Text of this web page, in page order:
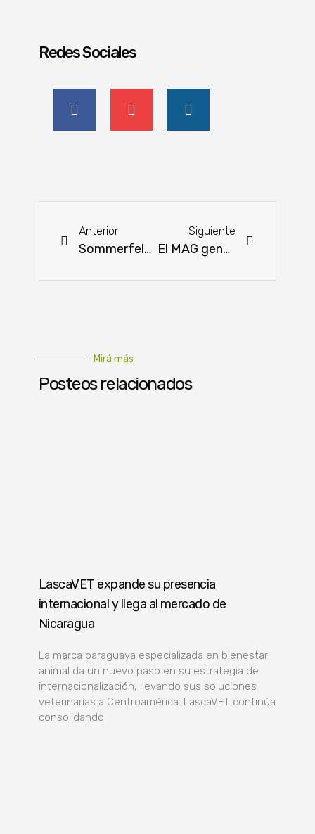
Redes Sociales
Anterior
Sommerfeld fortalece al productor con tecnología, infraestructura y acompañamiento técnico
Siguiente
El MAG generó retorno de 3,5 veces la inversión en el campo
Mirá más
Posteos relacionados
LascaVET expande su presencia
internacional y llega al mercado de
Nicaragua
La marca paraguaya especializada en bienestar
animal da un nuevo paso en su estrategia de
internacionalización, llevando sus soluciones
veterinarias a Centroamérica. LascaVET continúa
consolidando